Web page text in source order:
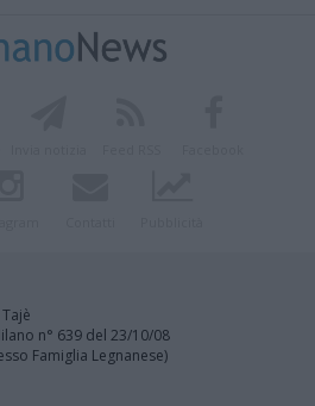
n° 639 del 23/10/08
Famiglia Legnanese)